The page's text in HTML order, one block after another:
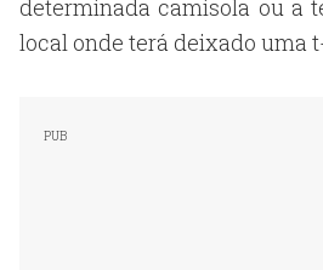
determinada camisola ou a
local onde terá deixado uma